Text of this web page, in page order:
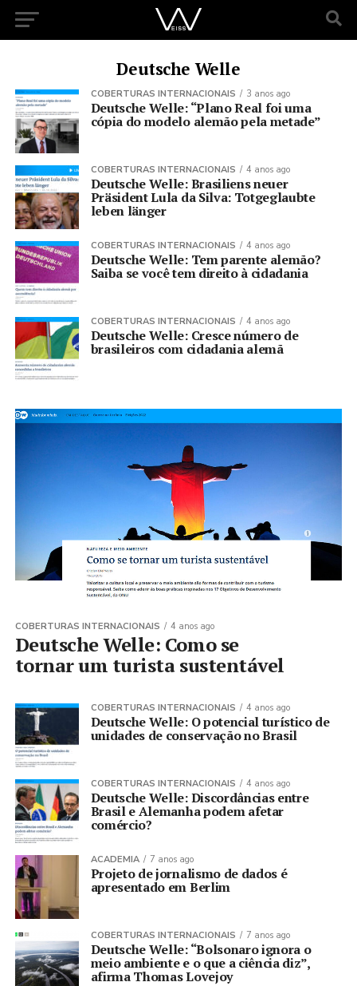
Deutsche Welle
COBERTURAS INTERNACIONAIS 3 anos ago
Deutsche Welle: “Plano Real foi uma
cópia do modelo alemão pela metade”
COBERTURAS INTERNACIONAIS 4 anos ago
Deutsche Welle: Brasiliens neuer
Präsident Lula da Silva: Totgeglaubte
leben länger
COBERTURAS INTERNACIONAIS 4 anos ago
Deutsche Welle: Tem parente alemão?
Saiba se você tem direito à cidadania
COBERTURAS INTERNACIONAIS 4 anos ago
Deutsche Welle: Cresce número de
brasileiros com cidadania alemã
COBERTURAS INTERNACIONAIS 4 anos ago
Deutsche Welle: Como se
tornar um turista sustentável
COBERTURAS INTERNACIONAIS 4 anos ago
Deutsche Welle: O potencial turístico de
unidades de conservação no Brasil
COBERTURAS INTERNACIONAIS 4 anos ago
Deutsche Welle: Discordâncias entre
Brasil e Alemanha podem afetar
comércio?
ACADEMIA 7 anos ago
Projeto de jornalismo de dados é
apresentado em Berlim
COBERTURAS INTERNACIONAIS 7 anos ago
Deutsche Welle: “Bolsonaro ignora o
meio ambiente e o que a ciência diz”,
afirma Thomas Lovejoy